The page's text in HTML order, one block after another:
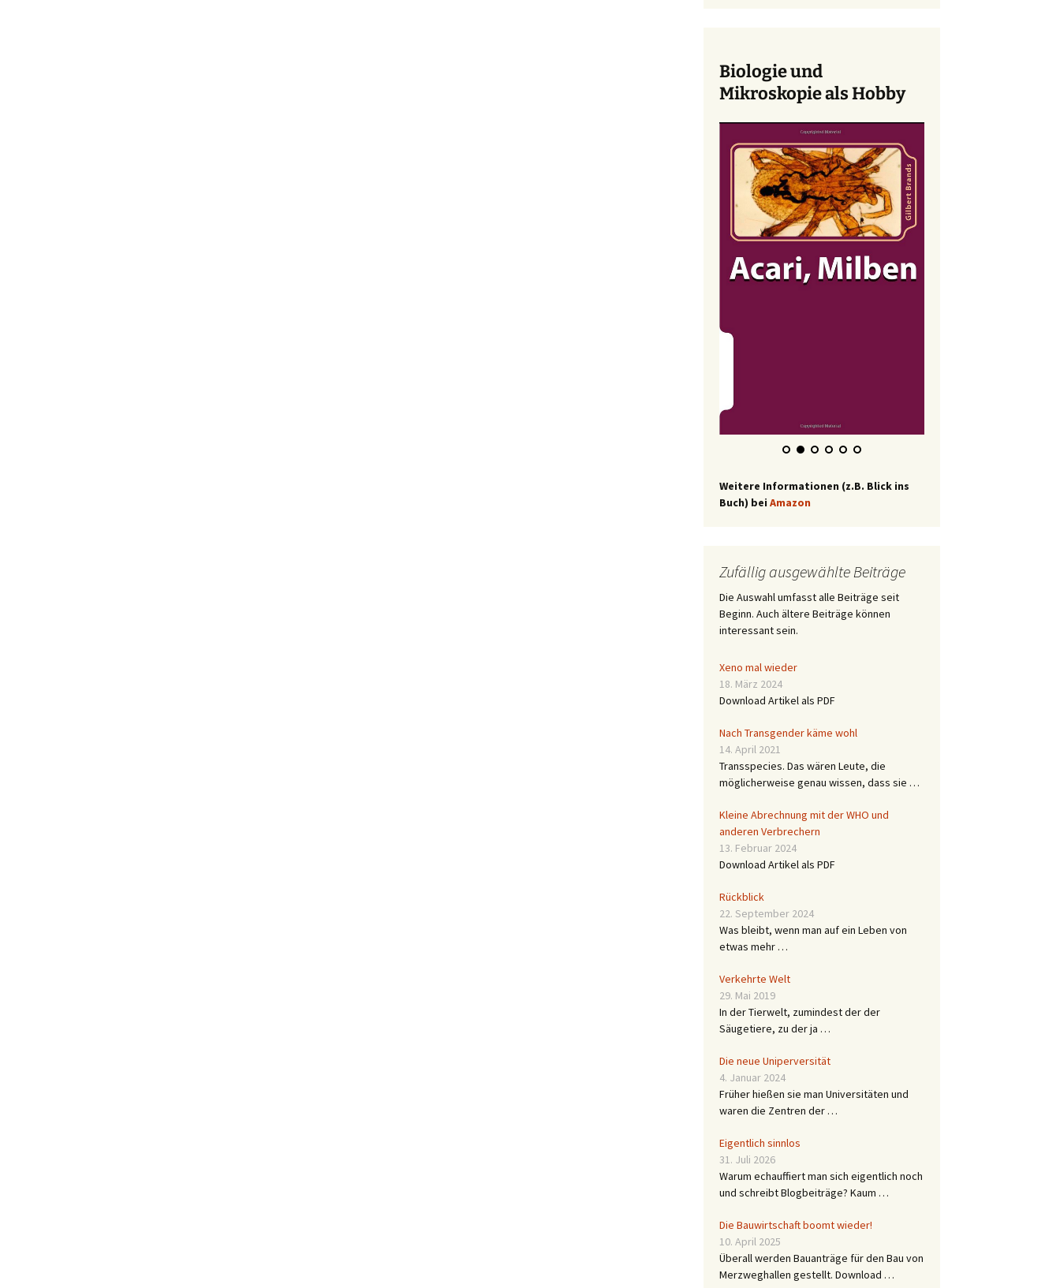
Biologie und
Mikroskopie als Hobby
Weitere Informationen (z.B. Blick ins
Buch) bei Amazon
Zufällig ausgewählte Beiträge
Die Auswahl umfasst alle Beiträge seit
Beginn. Auch ältere Beiträge können
interessant sein.
Xeno mal wieder
18. März 2024
Download Artikel als PDF
Nach Transgender käme wohl
14. April 2021
Transspecies. Das wären Leute, die
möglicherweise genau wissen, dass sie …
Kleine Abrechnung mit der WHO und
anderen Verbrechern
13. Februar 2024
Download Artikel als PDF
Rückblick
22. September 2024
Was bleibt, wenn man auf ein Leben von
etwas mehr …
Verkehrte Welt
29. Mai 2019
In der Tierwelt, zumindest der der
Säugetiere, zu der ja …
Die neue Uniperversität
4. Januar 2024
Früher hießen sie man Universitäten und
waren die Zentren der …
Eigentlich sinnlos
31. Juli 2026
Warum echauffiert man sich eigentlich noch
und schreibt Blogbeiträge? Kaum …
Die Bauwirtschaft boomt wieder!
10. April 2025
Überall werden Bauanträge für den Bau von
Merzweghallen gestellt. Download …